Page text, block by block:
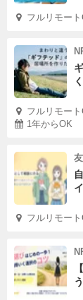
フルリモー
フルリモー
1年からOK
フルリモー